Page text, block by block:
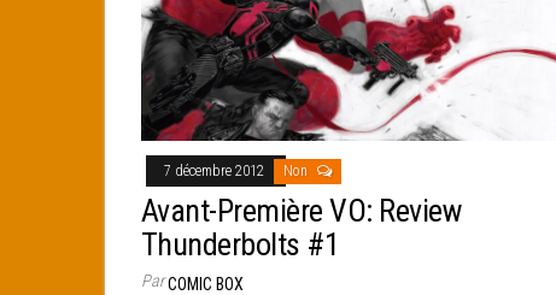
7 décembre 2012 Non
Avant-Première VO: Review
Thunderbolts #1
ParCOMIC BOX